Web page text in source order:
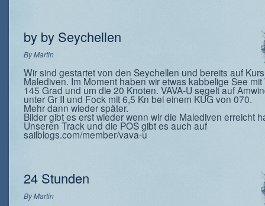
by by Seychellen
ByMartin
Wir sind gestartet von den Seychellen und bereits auf
Malediven. Im Moment haben wir etwas kabbelige See
145 Grad und um die 20 Knoten. VAVA-U segelt auf
unter Gr II und Fock mit 6,5 Kn bei einem KÜG von 070.
Mehr dann wieder später.
Bilder gibt es erst wieder wenn wir die Malediven erreicht
Unseren Track und die POS gibt es auch auf
sailblogs.com/member/vava-u
24 Stunden
ByMartin